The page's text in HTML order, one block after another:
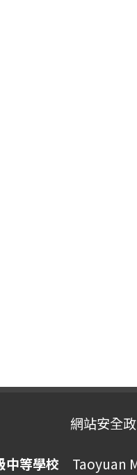
網站安全
中等學校 Taoyuan